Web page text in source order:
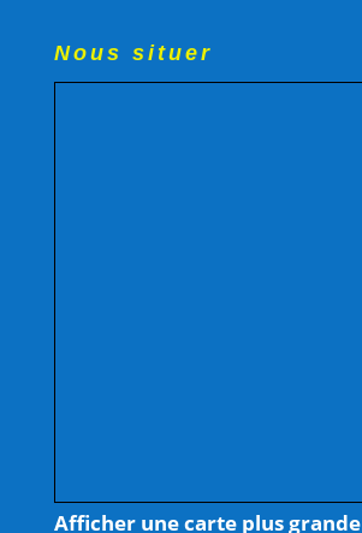
Nous situer
Afficher une carte plus grande